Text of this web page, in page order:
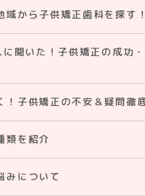
域から子供矯正⻭科を探す！
聞いた！子供矯正の成功
！子供矯正の不安＆疑問徹
類を紹介
みについて